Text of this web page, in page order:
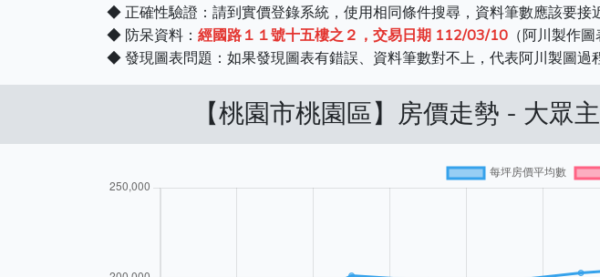
◆ 正確性驗證：請到實價登錄系統，使用相同條件搜尋，資料筆數應該要接
◆ 防呆資料： 經國路１１號十五樓之２，交易日期 112/03/10 （阿川製作
◆ 發現圖表問題：如果發現圖表有錯誤、資料筆數對不上，代表阿川製圖過
【桃園市桃園區】房價走勢 - 大眾